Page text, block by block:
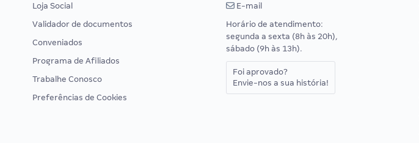
Loja Social
Validador de documentos
Conveniados
Programa de Afiliados
Trabalhe Conosco
Preferências de Cookies
E-mail
Horário de atendimento:
segunda a sexta (8h às 20h),
sábado (9h às 13h).
Foi aprovado?
Envie-nos a sua história!